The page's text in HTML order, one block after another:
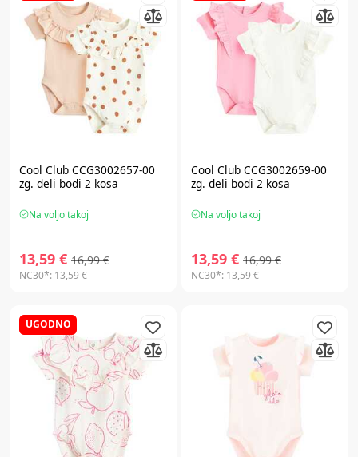
Cool Club CCG3002657-00
zg. deli bodi 2 kosa
Na voljo takoj
13,59 € 16,99 €
NC30*: 13,59 €
Cool Club CCG3002659-00
zg. deli bodi 2 kosa
Na voljo takoj
13,59 € 16,99 €
NC30*: 13,59 €
UGODNO